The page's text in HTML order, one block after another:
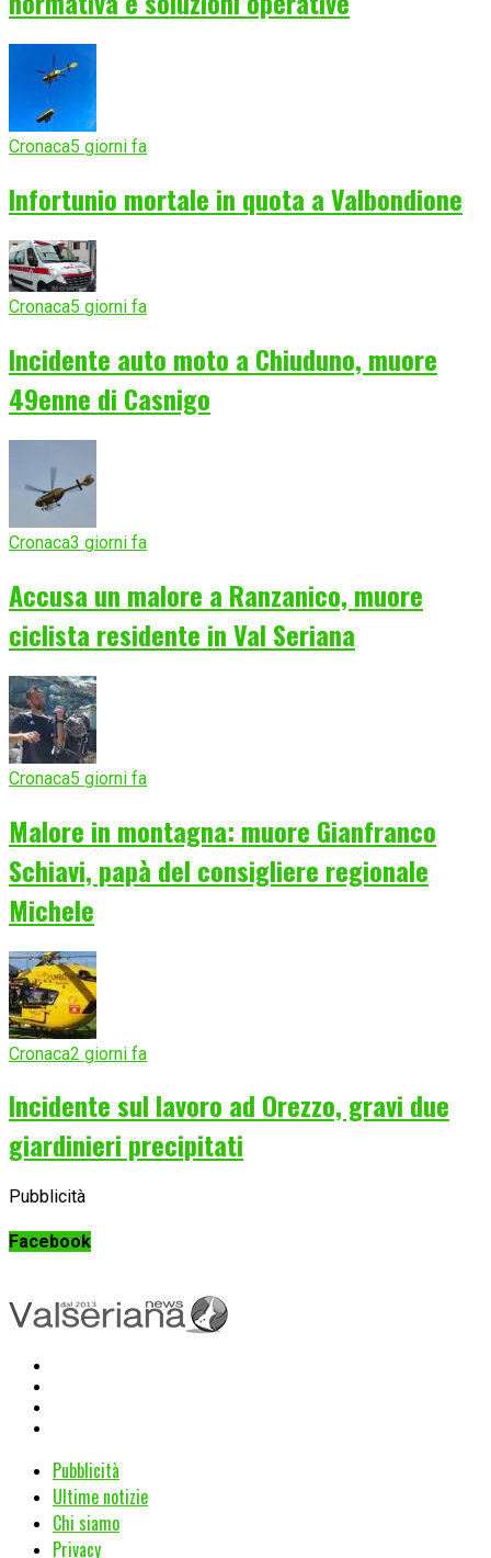
Cronaca5 giorni fa
Infortunio mortale in quota a Valbondione
Cronaca5 giorni fa
Incidente auto moto a Chiuduno, muore
49enne di Casnigo
Cronaca3 giorni fa
Accusa un malore a Ranzanico, muore
ciclista residente in Val Seriana
Cronaca5 giorni fa
Malore in montagna: muore Gianfranco
Schiavi, papà del consigliere regionale
Michele
Cronaca2 giorni fa
Incidente sul lavoro ad Orezzo, gravi due
giardinieri precipitati
Pubblicità
Facebook
Pubblicità
Ultime notizie
Chi siamo
Privacy